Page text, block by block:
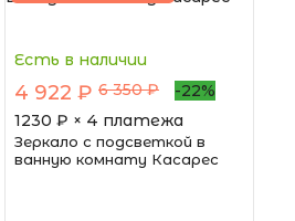
Есть в наличии
4 922 ₽ 6 350 ₽
-22%
1230 ₽ × 4 платежа
Зеркало с подсветкой в
ванную комнату Касарес